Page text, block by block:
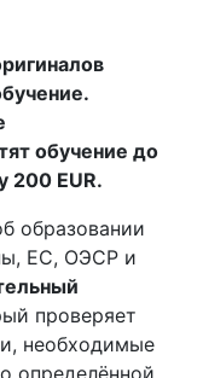
обучение до
200 EUR.
образовании
ЕС, ОЭСР и
проверяет
необходимые
определённой